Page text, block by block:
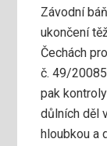
Závodní
ukončení
Čechách
č. 49/
pak
důlních děl
hloubkou a